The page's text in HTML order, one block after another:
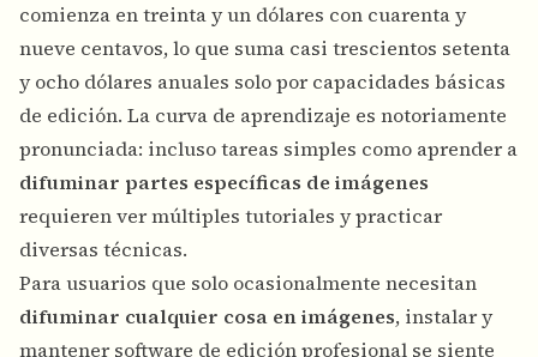
comienza en treinta y un dólares con cuarenta y
nueve centavos, lo que suma casi trescientos setenta
y ocho dólares anuales solo por capacidades básicas
de edición. La curva de aprendizaje es notoriamente
pronunciada: incluso tareas simples como aprender a
difuminar partes específicas de imágenes
requieren ver múltiples tutoriales y practicar
diversas técnicas.
Para usuarios que solo ocasionalmente necesitan
difuminar cualquier cosa en imágenes, instalar y
mantener software de edición profesional se siente